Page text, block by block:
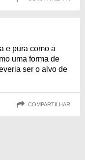
e pura como a
uma forma de
ser o alvo de
COMPARTILHAR